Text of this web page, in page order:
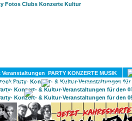
PARTY KONZERTE MUSIK
KULTUR
GAY